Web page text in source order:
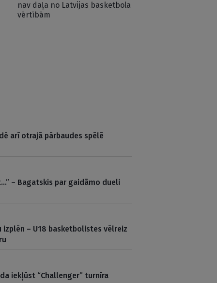
nav daļa no Latvijas basketbola
vērtībām
arī otrajā pārbaudes spēlē
– Bagatskis par gaidāmo dueli
izplēn – U18 basketbolistes vēlreiz
iekļūst “Challenger” turnīra